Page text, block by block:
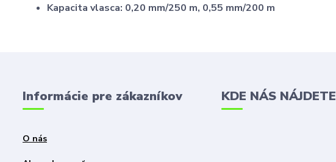
Kapacita vlasca: 0,20 mm/250 m, 0,55 mm/200 m
Informácie pre zákazníkov
O nás
KDE NÁS NÁJDETE